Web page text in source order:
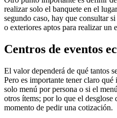
realizar solo el banquete en el
segundo caso, hay que consultar
o exteriores aptos para realizar un
Centros de eventos
El valor dependerá de qué tantos
Pero es importante tener claro
solo menú por persona o si el
otros ítems; por lo que el desglose
momento de pedir una cotización.